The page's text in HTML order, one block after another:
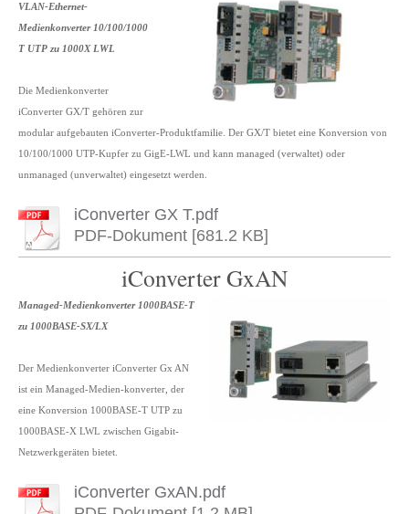
VLAN-Ethernet-
Medienkonverter 10/100/1000
T UTP zu 1000X LWL
Die Medienkonverter
iConverter GX/T gehören zur
modular aufgebauten iConverter-Produktfamilie. Der GX/T bietet eine Konversion von
10/100/1000 UTP-Kupfer zu GigE-LWL und kann managed (verwaltet) oder
unmanaged (unverwaltet) eingesetzt werden.
iConverter GX T.pdf
PDF-Dokument [681.2 KB]
iConverter GxAN
Managed-Medienkonverter 1000BASE-T
zu 1000BASE-SX/LX
Der Medienkonverter iConverter Gx AN
ist ein Managed-Medien-konverter, der
eine Konversion 1000BASE-T UTP zu
1000BASE-X LWL zwischen Gigabit-
Netzwerkgeräten bietet.
iConverter GxAN.pdf